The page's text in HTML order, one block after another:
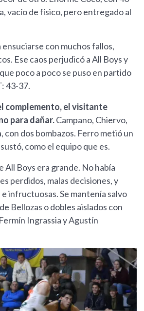
vacío de físico, pero entregado al
ensuciarse con muchos fallos,
Ese caos perjudicó a All Boys y
poco a poco se puso en partido
43-37.
complemento, el visitante
para dañar.Campano, Chiervo,
con dos bombazos. Ferro metió un
como el equipo que es.
All Boys era grande. No había
perdidos, malas decisiones, y
infructuosas. Se mantenía salvo
Bellozas o dobles aislados con
Ingrassia y Agustín